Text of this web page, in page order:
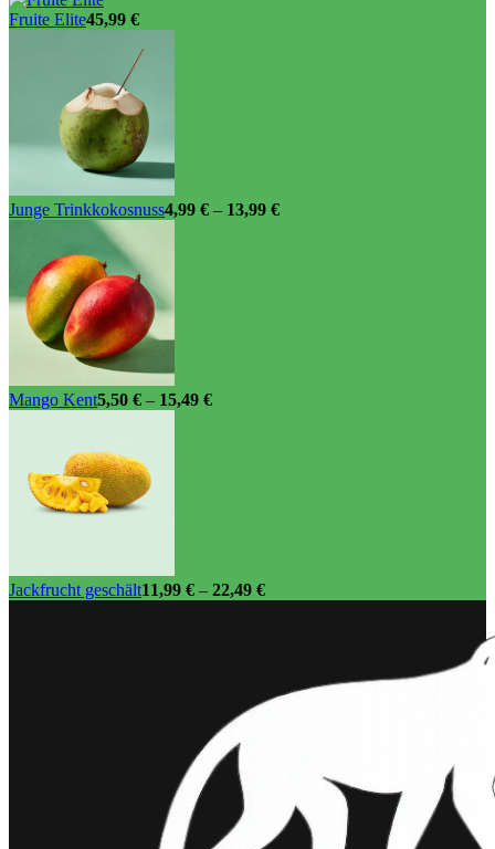
Fruite Elite45,99 €
Junge Trinkkokosnuss4,99 € – 13,99 €
Mango Kent5,50 € – 15,49 €
Jackfrucht geschält11,99 € – 22,49 €